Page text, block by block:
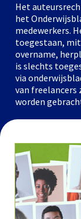
Het
het
medewerkers.
toegestaan,
overname,
is slechts
via
van freelancers
worden